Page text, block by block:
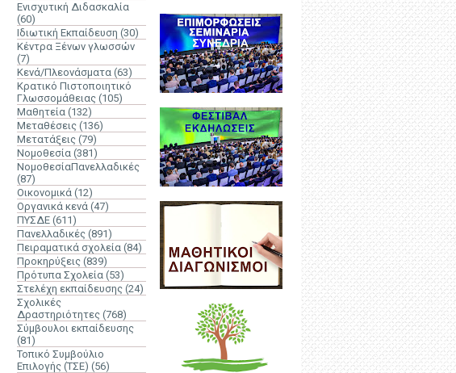
Ενισχυτική Διδασκαλία
(60)
Ιδιωτική Εκπαίδευση (30)
Κέντρα Ξένων γλωσσών
(7)
Κενά/Πλεονάσματα (63)
Κρατικό Πιστοποιητικό
Γλωσσομάθειας (105)
Μαθητεία (132)
Μεταθέσεις (136)
Μετατάξεις (79)
Νομοθεσία (381)
ΝομοθεσίαΠανελλαδικές
(87)
Οικονομικά (12)
Οργανικά κενά (47)
ΠΥΣΔΕ (611)
Πανελλαδικές (891)
Πειραματικά σχολεία (84)
Προκηρύξεις (839)
Πρότυπα Σχολεία (53)
Στελέχη εκπαίδευσης (24)
Σχολικές
Δραστηριότητες (768)
Σύμβουλοι εκπαίδευσης
(81)
Τοπικό Συμβούλιο
Επιλογής (ΤΣΕ) (56)